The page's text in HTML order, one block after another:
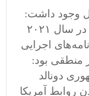
وجود داشت:
قانونی محلی علیه تحریم‌های خارجی در سال ۲۰۲۱
اجرایی
منطقی بود:
دونالد
آمریکا